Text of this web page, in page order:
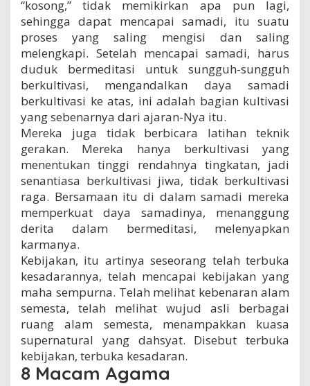
“kosong,” tidak memikirkan apa pun lagi,
sehingga dapat mencapai samadi, itu suatu
proses yang saling mengisi dan saling
melengkapi. Setelah mencapai samadi, harus
duduk bermeditasi untuk sungguh-sungguh
berkultivasi, mengandalkan daya samadi
berkultivasi ke atas, ini adalah bagian kultivasi
yang sebenarnya dari ajaran-Nya itu.
Mereka juga tidak berbicara latihan teknik
gerakan. Mereka hanya berkultivasi yang
menentukan tinggi rendahnya tingkatan, jadi
senantiasa berkultivasi jiwa, tidak berkultivasi
raga. Bersamaan itu di dalam samadi mereka
memperkuat daya samadinya, menanggung
derita dalam bermeditasi, melenyapkan
karmanya.
Kebijakan, itu artinya seseorang telah terbuka
kesadarannya, telah mencapai kebijakan yang
maha sempurna. Telah melihat kebenaran alam
semesta, telah melihat wujud asli berbagai
ruang alam semesta, menampakkan kuasa
supernatural yang dahsyat. Disebut terbuka
kebijakan, terbuka kesadaran.
8 Macam Agama